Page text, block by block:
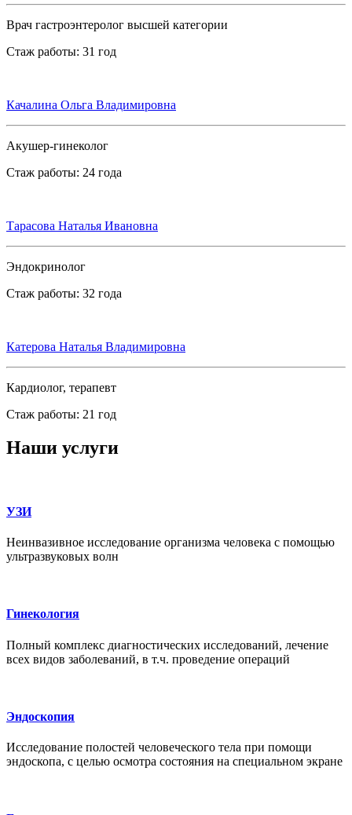
Врач гастроэнтеролог высшей категории
Стаж работы: 31 год
Качалина Ольга Владимировна
Акушер-гинеколог
Стаж работы: 24 года
Тарасова Наталья Ивановна
Эндокринолог
Стаж работы: 32 года
Катерова Наталья Владимировна
Кардиолог, терапевт
Стаж работы: 21 год
Наши услуги
УЗИ
Неинвазивное исследование организма человека с помощью
ультразвуковых волн
Гинекология
Полный комплекс диагностических исследований, лечение
всех видов заболеваний, в т.ч. проведение операций
Эндоскопия
Исследование полостей человеческого тела при помощи
эндоскопа, с целью осмотра состояния на специальном экране